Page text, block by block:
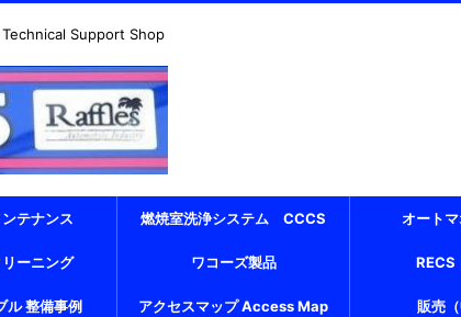
Support Shop
テナンス 燃焼室洗浄システム CCCS オート
ーニング ワコーズ製品 RECS
ル 整備事例 アクセスマップ Access Map 販売（